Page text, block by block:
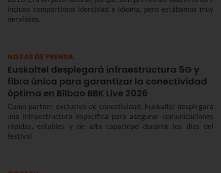
incluso compartimos identidad e idioma, pero estábamos muy
nerviosos.
NOTAS DE PRENSA
Euskaltel desplegará infraestructura 5G y
fibra única para garantizar la conectividad
óptima en Bilbao BBK Live 2026
Como partner exclusivo de conectividad, Euskaltel desplegará
una infraestructura específica para asegurar comunicaciones
rápidas, estables y de alta capacidad durante los días del
festival